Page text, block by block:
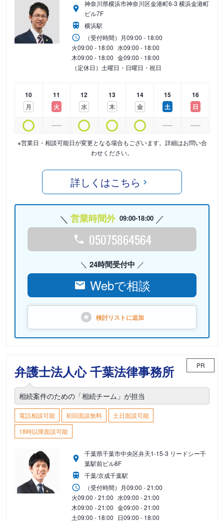
神奈川県横浜市神奈川区金港町6-3 横浜金港町
ビル7F
横浜駅
（受付時間） 月09:00 - 18:00
火09:00 - 18:00 水09:00 - 18:00
木09:00 - 18:00 金09:00 - 18:00
（定休日）土曜日・日曜日・祝日
10
月
11
火
12
水
13
木
14
金
15
土
16
日
※営業日・相談可能日が変更となる場合もございます。詳細はお問い合
わせください。
詳しくはこちら
営業時間外 09:00-18:00
05075864564
24時間受付中
Webで相談
検討リストに追加
弁護士法人心 千葉法律事務所 PR
相続案件のための「相続チーム」が担当
電話相談可能 初回面談無料
土日面談可能
18時以降面談可能
千葉県千葉市中央区弁天1-15-3 リードシー千
葉駅前ビル8F
千葉/京成千葉駅
（受付時間） 月09:00 - 21:00
火09:00 - 21:00 水09:00 - 21:00
木09:00 - 21:00 金09:00 - 21:00
土09:00 - 18:00 日09:00 - 18:00